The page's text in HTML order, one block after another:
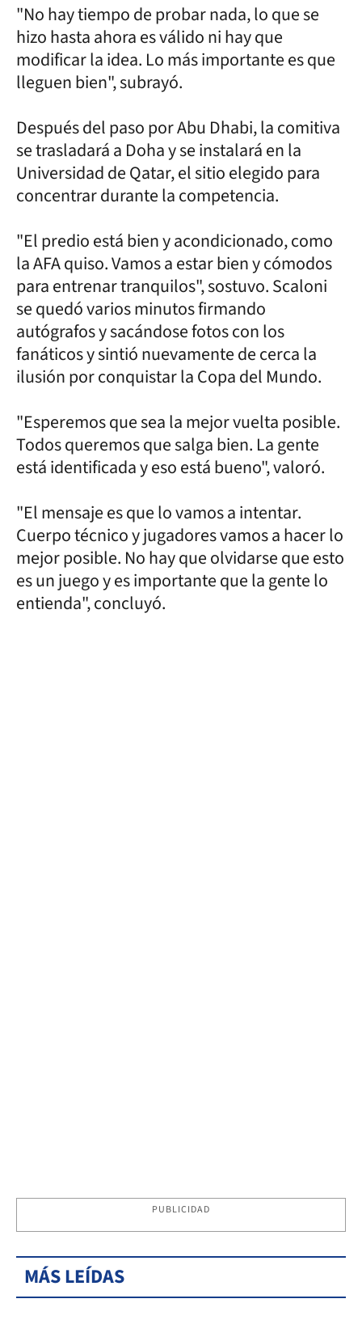
"No hay tiempo de probar nada, lo que se
hizo hasta ahora es válido ni hay que
modificar la idea. Lo más importante es que
lleguen bien", subrayó.
Después del paso por Abu Dhabi, la comitiva
se trasladará a Doha y se instalará en la
Universidad de Qatar, el sitio elegido para
concentrar durante la competencia.
"El predio está bien y acondicionado, como
la AFA quiso. Vamos a estar bien y cómodos
para entrenar tranquilos", sostuvo. Scaloni
se quedó varios minutos firmando
autógrafos y sacándose fotos con los
fanáticos y sintió nuevamente de cerca la
ilusión por conquistar la Copa del Mundo.
"Esperemos que sea la mejor vuelta posible.
Todos queremos que salga bien. La gente
está identificada y eso está bueno", valoró.
"El mensaje es que lo vamos a intentar.
Cuerpo técnico y jugadores vamos a hacer lo
mejor posible. No hay que olvidarse que esto
es un juego y es importante que la gente lo
entienda", concluyó.
PUBLICIDAD
MÁS LEÍDAS